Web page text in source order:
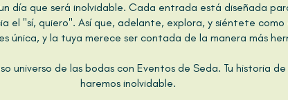
día que será inolvidable. Cada entrada está diseñada
el "sí, quiero". Así que, adelante, explora, y siéntete como
única, y la tuya merece ser contada de la manera más
universo de las bodas con Eventos de Seda. Tu historia
haremos inolvidable.